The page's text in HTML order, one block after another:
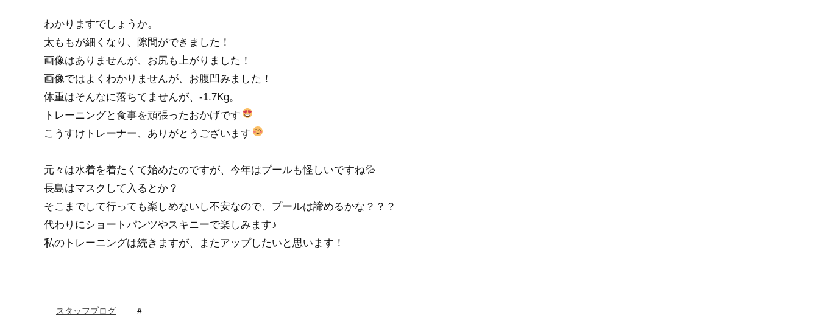
わかりますでしょうか。
太ももが細くなり、隙間ができました！
画像はありませんが、お尻も上がりました！
画像ではよくわかりませんが、お腹凹みました！
体重はそんなに落ちてませんが、-1.7Kg。
トレーニングと食事を頑張ったおかげです
こうすけトレーナー、ありがとうございます
元々は水着を着たくて始めたのですが、今年はプールも怪しいですね💦
長島はマスクして入るとか？
そこまでして行っても楽しめないし不安なので、プールは諦めるかな？？？
代わりにショートパンツやスキニーで楽しみます♪
私のトレーニングは続きますが、またアップしたいと思います！
スタッフブログ